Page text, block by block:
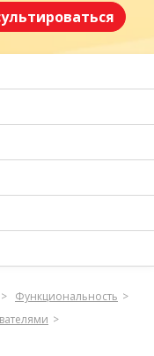
Функциональность